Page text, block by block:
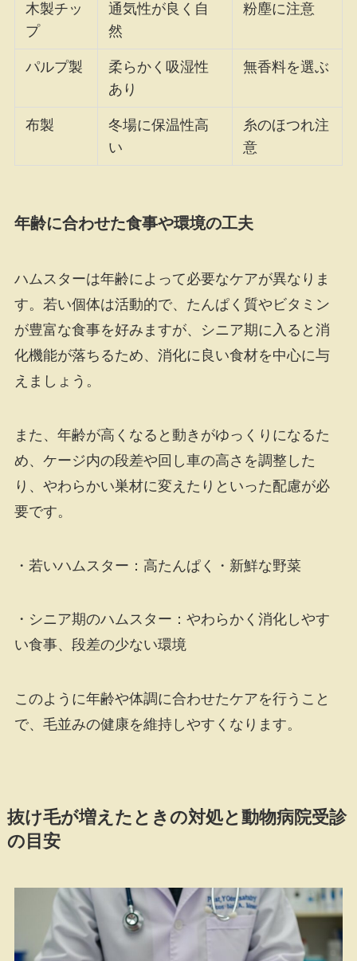
木製チッ
プ
通気性が良く自
然
粉塵に注意
パルプ製
柔らかく吸湿性
あり
無香料を選ぶ
布製
冬場に保温性高
い
糸のほつれ注
意
年齢に合わせた食事や環境の工夫
ハムスターは年齢によって必要なケアが異なりま
す。若い個体は活動的で、たんぱく質やビタミン
が豊富な食事を好みますが、シニア期に入ると消
化機能が落ちるため、消化に良い食材を中心に与
えましょう。
また、年齢が高くなると動きがゆっくりになるた
め、ケージ内の段差や回し車の高さを調整した
り、やわらかい巣材に変えたりといった配慮が必
要です。
・若いハムスター：高たんぱく・新鮮な野菜
・シニア期のハムスター：やわらかく消化しやす
い食事、段差の少ない環境
このように年齢や体調に合わせたケアを行うこと
で、毛並みの健康を維持しやすくなります。
抜け毛が増えたときの対処と動物病院受診
の目安